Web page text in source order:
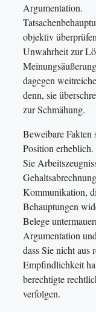
Argumentation.
objektiv
Unwahrheit zur
dagegen
denn, sie
zur Schmähung.
Beweibare Fakten
Position
Sie
Kommunikation,
Behauptungen
Belege
Argumentation
dass Sie nicht aus
Empfindlichkeit
berechtigte
verfolgen.